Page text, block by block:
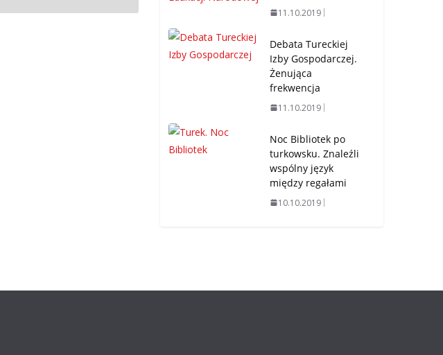
11.10.2019
Debata Tureckiej
Izby Gospodarczej.
Żenująca
frekwencja
11.10.2019
Noc Bibliotek po
turkowsku. Znaleźli
wspólny język
między regałami
10.10.2019